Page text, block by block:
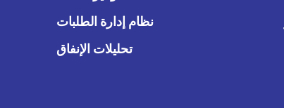
نظام إدارة الطلبات
تحليلات الإنفاق